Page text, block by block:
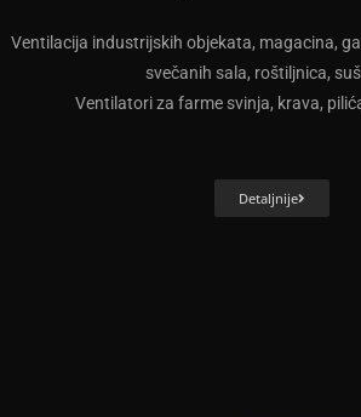
Ventilacija industrijskih objekata, magacina,
svečanih sala, roštiljnica,
Ventilatori za farme svinja, krava,
Detaljnije